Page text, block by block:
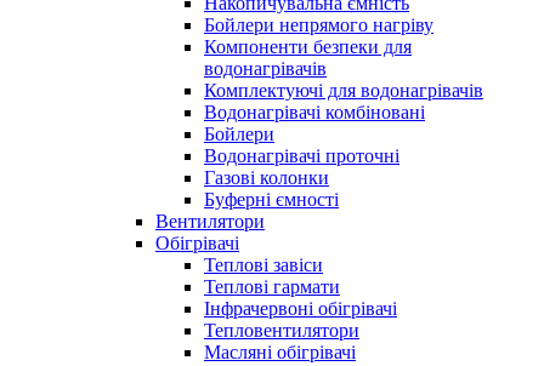
Бойлери непрямого нагріву
Компоненти безпеки для
водонагрівачів
Комплектуючі для водонагрівачів
Водонагрівачі комбіновані
Бойлери
Водонагрівачі проточні
Газові колонки
Буферні ємності
Вентилятори
Обігрівачі
Теплові завіси
Теплові гармати
Інфрачервоні обігрівачі
Тепловентилятори
Масляні обігрівачі